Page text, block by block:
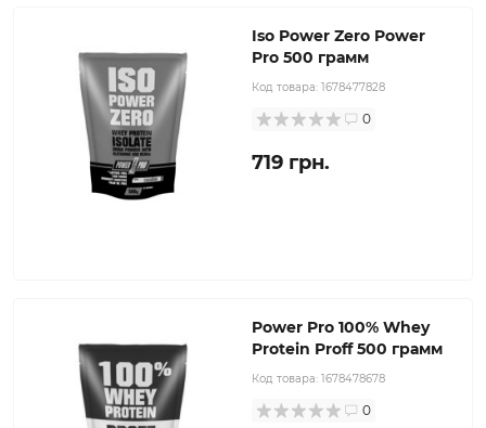
Iso Power Zero Power
Pro 500 грамм
Код товара: 1678477828
0
719 грн.
Power Pro 100% Whey
Protein Proff 500 грамм
Код товара: 1678478678
0